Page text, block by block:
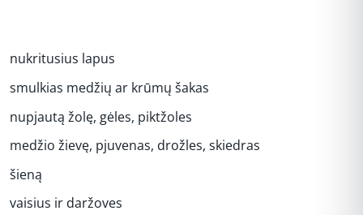
nukritusius lapus
smulkias medžių ar krūmų šakas
nupjautą žolę, gėles, piktžoles
medžio žievę, pjuvenas, drožles, skiedras
šieną
vaisius ir daržoves